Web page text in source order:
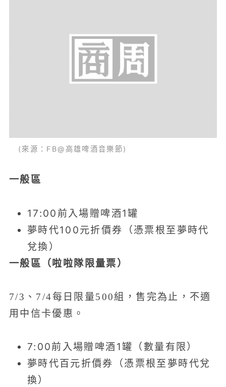
(來源：FB@高雄啤酒音樂節)
一般區
17:00前入場贈啤酒1罐
夢時代100元折價券（憑票根至夢時代
兌換）
一般區（啦啦隊限量票）
7/3、7/4每日限量500組，售完為止，不適
用中信卡優惠。
7:00前入場贈啤酒1罐（數量有限）
夢時代百元折價券（憑票根至夢時代兌
換）